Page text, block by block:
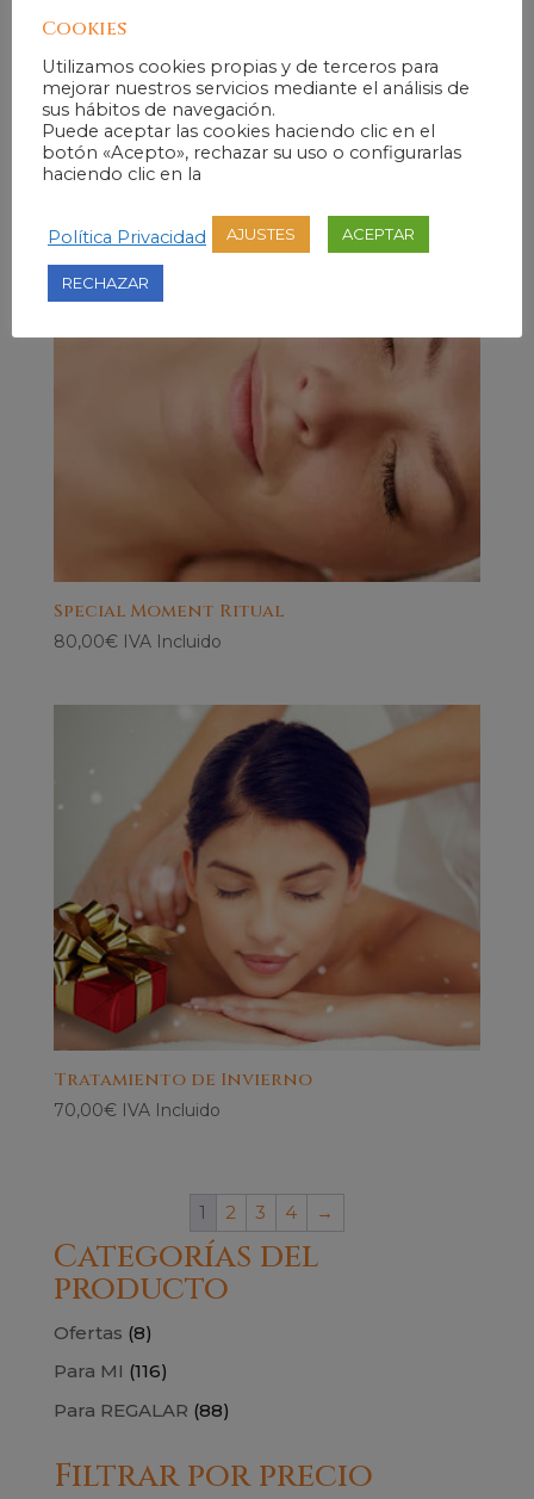
Smart Peel 3+1. Bono de 3 sesiones + 1 de
Regalo
260,00€ El
original
260,00€.
195,00 €
actual
es:
Special Moment Ritual
80,00€ IVA Incluido
Tratamiento de Invierno
70,00€ IVA Incluido
1 2 3 4 →
Categorías del
producto
Ofertas (8)
Para MI (116)
Para REGALAR (88)
Filtrar por precio
Cookies
Utilizamos cookies propias y de terceros para
mejorar nuestros servicios mediante el análisis de
sus hábitos de navegación.
Puede aceptar las cookies haciendo clic en el
botón «Acepto», rechazar su uso o configurarlas
haciendo clic en la
Política Privacidad AJUSTES ACEPTAR
RECHAZAR